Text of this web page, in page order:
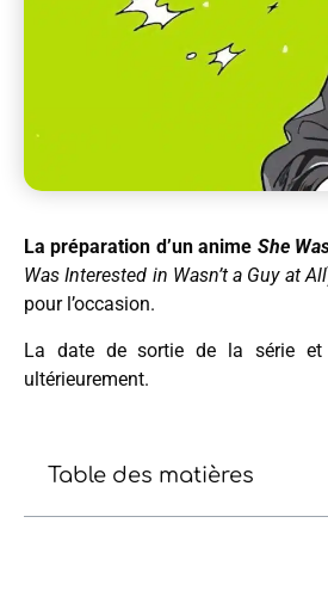
La préparation d’un anime She
Was Interested in Wasn’t a Guy at All
pour l’occasion.
La date de sortie de la série et
ultérieurement.
Table des matières